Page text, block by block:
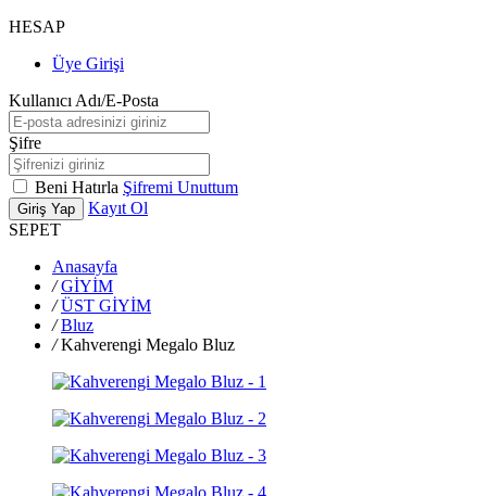
HESAP
Üye Girişi
Kullanıcı Adı/E-Posta
Şifre
Beni Hatırla Şifremi Unuttum
Giriş Yap
Kayıt Ol
SEPET
Anasayfa
/ GİYİM
/ ÜST GİYİM
/ Bluz
/ Kahverengi Megalo Bluz